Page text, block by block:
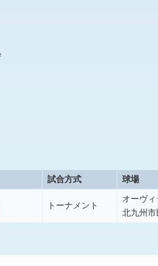
試合方式 球場
トーナメント
オーヴ
北九州